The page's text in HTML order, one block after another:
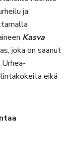
ja
Kasva
joka on saanut
eikä